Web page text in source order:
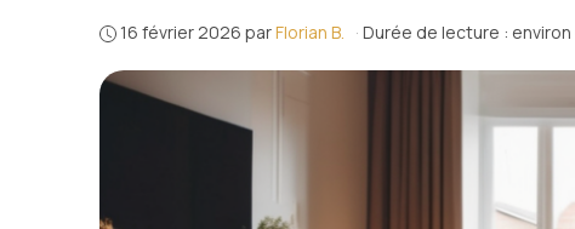
16 février 2026 parFlorian B. · Durée de lecture :